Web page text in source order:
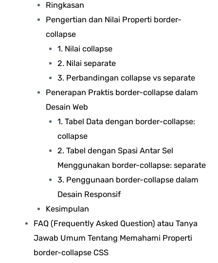
Ringkasan
Pengertian dan Nilai Properti border-
collapse
1. Nilai collapse
2. Nilai separate
3. Perbandingan collapse vs separate
Penerapan Praktis border-collapse dalam
Desain Web
1. Tabel Data dengan border-collapse:
collapse
2. Tabel dengan Spasi Antar Sel
Menggunakan border-collapse: separate
3. Penggunaan border-collapse dalam
Desain Responsif
Kesimpulan
FAQ (Frequently Asked Question) atau Tanya
Jawab Umum Tentang Memahami Properti
border-collapse CSS